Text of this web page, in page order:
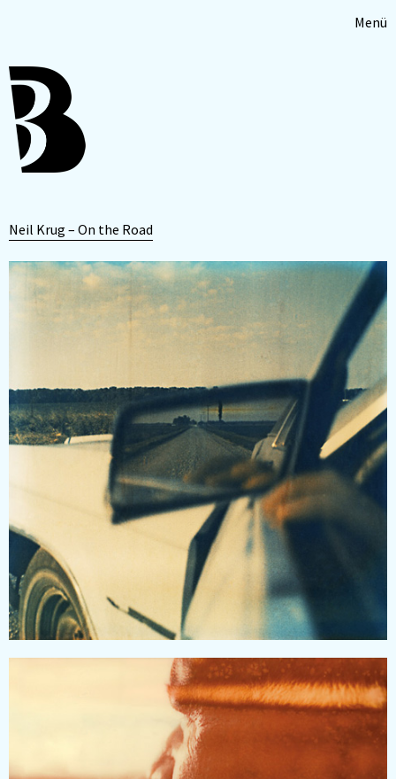
Menü
Neil Krug – On the Road